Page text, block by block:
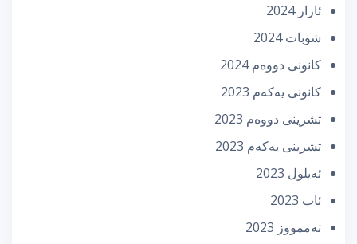
ئازار 2024
شوبات 2024
كانونی دووه‌م 2024
كانونی یه‌كه‌م 2023
تشرینی دووه‌م 2023
تشرینی یه‌كه‌م 2023
ئه‌یلول 2023
ئاب 2023
تەممووز 2023